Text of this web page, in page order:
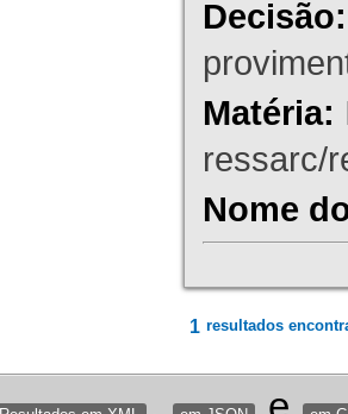
Decisão:
Matéria:
ressarc/
Nome
1 resultados